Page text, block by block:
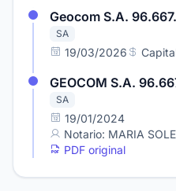
Geocom S.A.
SA
19/03/2026
GEOCOM S.A.
SA
19/01/2024
Notario: MARIA
PDF original